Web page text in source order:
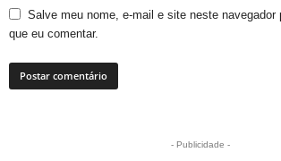
Salve meu nome, e-mail e site neste navegador
que eu comentar.
- Publicidade -